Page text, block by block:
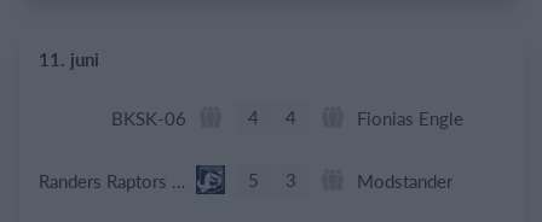
11. juni
BKSK-06 4 4 Fionias Engle
Randers Raptors Flexhold 5 3 Modstander